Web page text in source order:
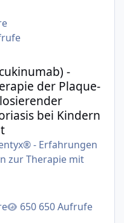
-
der Plaque-
bei Kindern
- Erfahrungen
zur Therapie mit
650 Aufrufe